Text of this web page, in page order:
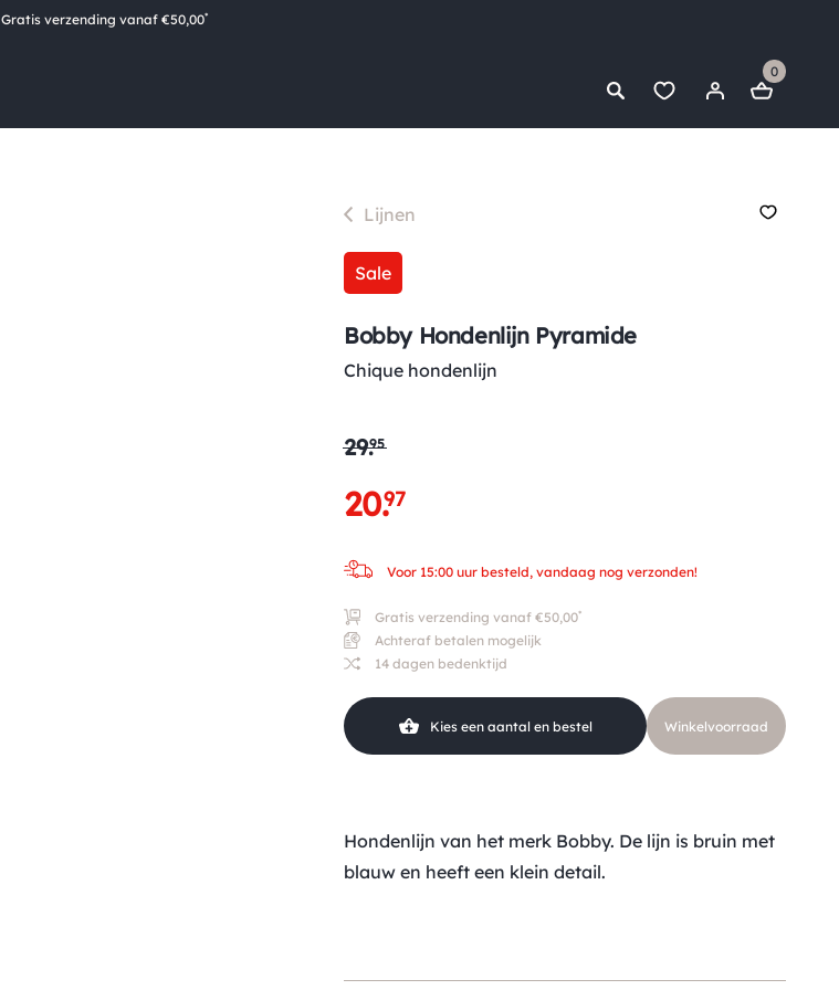
Gratis verzending vanaf €50,00*
0
Lijnen
Sale
Bobby Hondenlijn Pyramide
Chique hondenlijn
29.95
20.97
Voor 15:00 uur besteld, vandaag nog verzonden!
Gratis verzending vanaf €50,00*
Achteraf betalen mogelijk
14 dagen bedenktijd
Kies een aantal en bestel Winkelvoorraad
Hondenlijn van het merk Bobby. De lijn is bruin met
blauw en heeft een klein detail.